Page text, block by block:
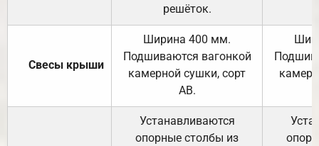
решёток.
Свесы крыши
Ширина 400 мм.
Подшиваются вагонкой
камерной сушки, сорт
АВ.
Устанавливаются
опорные столбы из